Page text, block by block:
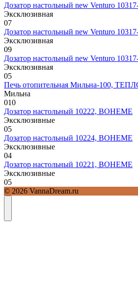
Дозатор настольный new Venturo
Эксклюзивная
07
Дозатор настольный new Venturo
Эксклюзивная
09
Дозатор настольный new Venturo
Эксклюзивная
05
Печь отопительная Мильна-100,
Мильна
010
Дозатор настольный 10222, BOHEME
Эксклюзивные
05
Дозатор настольный 10224, BOHEME
Эксклюзивные
04
Дозатор настольный 10221, BOHEME
Эксклюзивные
05
© 2026 VannaDream.ru